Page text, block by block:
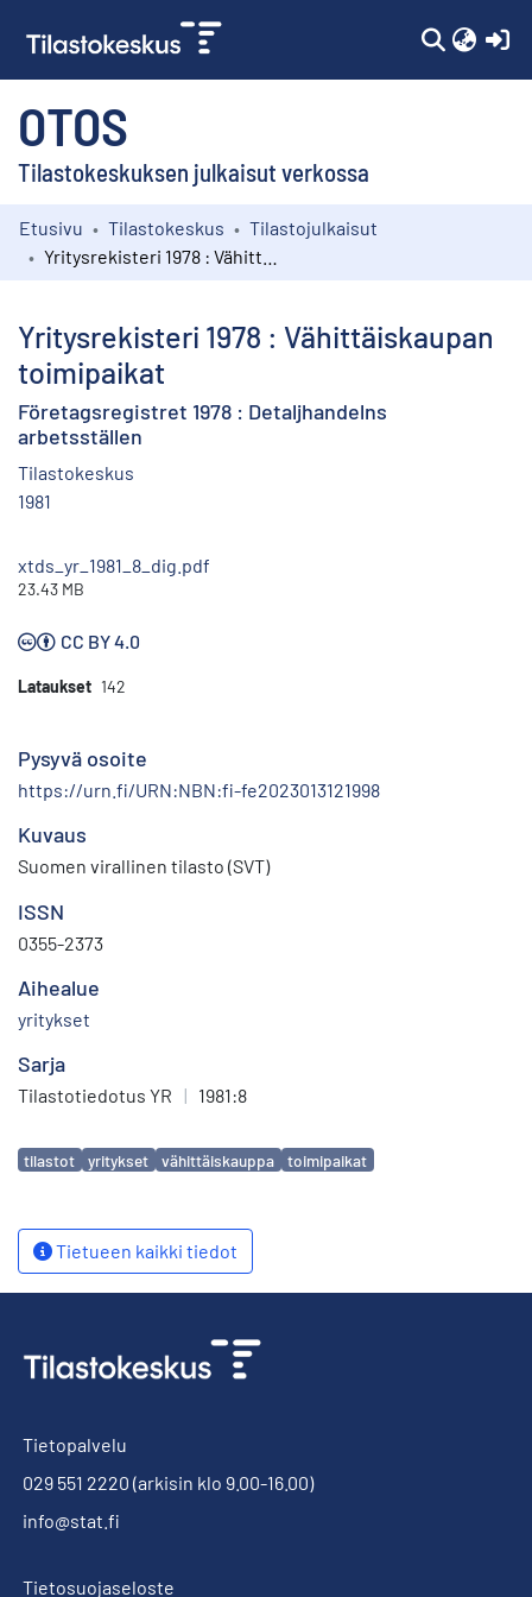
OTOS
Tilastokeskuksen julkaisut verkossa
Kokoelmat
Etusivu Tilastokeskus
Tilastojulkaisut
Yritysrekisteri 1978 : Vähittäiskaupan
toimipaikat
Företagsregistret 1978 : Detaljhandelns
arbetsställen
Tilastokeskus
1981
xtds_yr_1981_8_dig.pdf
23.43 MB
CC BY 4.0
Lataukset 142
Pysyvä osoite
https://urn.fi/URN:NBN:fi-fe2023013121998
Kuvaus
Suomen virallinen tilasto (SVT)
ISSN
0355-2373
Aihealue
yritykset
Sarja
Tilastotiedotus YR | 1981:8
Avainsanat
tilastot yritykset vähittäiskauppa toimipaikat
Tietueen kaikki tiedot
Tietopalvelu
029 551 2220 (arkisin klo 9.00-16.00)
info@stat.fi
Tietosuojaseloste